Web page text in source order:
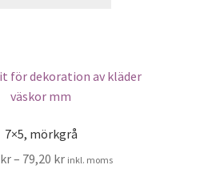
7×5, mörkgrå
kr– 79,20 kr inkl. moms